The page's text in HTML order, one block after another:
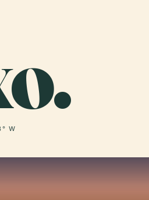
W